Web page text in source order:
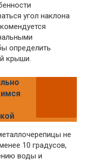
угол наклона
определить
крыши.
не
10 градусов,
воды и